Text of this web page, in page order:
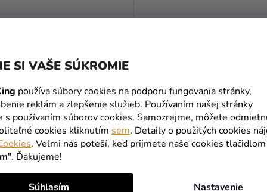
SI VAŠE SÚKROMIE
používa súbory cookies na podporu fungovania stránky,
reklám a zlepšenie služieb. Používaním našej stránky
s používaním súborov cookies. Samozrejme, môžete
cookies kliknutím sem. Detaily o použitých cookies
. Veľmi nás poteší, keď prijmete naše cookies tlačidlom
". Ďakujeme!
Nastavenie
Súhlasím
plášť Slizolin -
DETAIL
28,90 €
32,90 €
(až –18 %)